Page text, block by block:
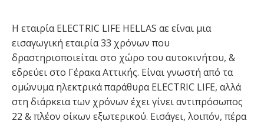
H εταιρία ELECTRIC LIFE HELLAS αε είναι μια
εισαγωγική εταιρία 33 χρόνων που
δραστηριοποιείται στο χώρο του αυτοκινήτου, &
εδρεύει στο Γέρακα Αττικής. Είναι γνωστή από τα
ομώνυμα ηλεκτρικά παράθυρα ELECTRIC LIFE, αλλά
στη διάρκεια των χρόνων έχει γίνει αντιπρόσωπος
22 & πλέον οίκων εξωτερικού. Εισάγει, λοιπόν, πέρα